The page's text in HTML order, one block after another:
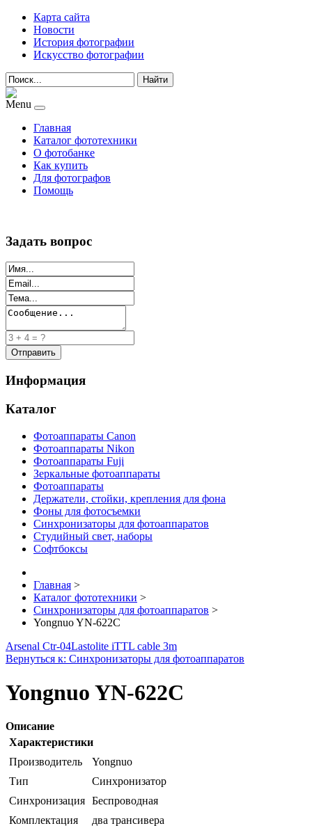
Карта сайта
Новости
История фотографии
Искусство фотографии
Найти
Menu
Главная
Каталог фототехники
О фотобанке
Как купить
Для фотографов
Помощь
Задать вопрос
Информация
Каталог
Фотоаппараты Canon
Фотоаппараты Nikon
Фотоаппараты Fuji
Зеркальные фотоаппараты
Фотоаппараты
Держатели, стойки, крепления для фона
Фоны для фотосъемки
Синхронизаторы для фотоаппаратов
Студийный свет, наборы
Софтбоксы
Главная >
Каталог фототехники >
Синхронизаторы для фотоаппаратов >
Yongnuo YN-622C
Arsenal Ctr-04Lastolite iTTL cable 3m
Вернуться к: Синхронизаторы для фотоаппаратов
Yongnuo YN-622C
Описание
Характеристики
Производитель
Yongnuo
Тип
Синхронизатор
Синхронизация Беспроводная
Комплектация
два трансивера